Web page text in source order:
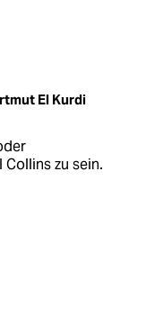
El Kurdi
zu sein.